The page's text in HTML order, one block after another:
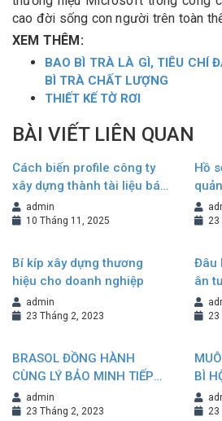
cao đời sống con người trên toàn
XEM THÊM:
BAO BÌ TRÀ LÀ GÌ, TIÊU CHÍ
BÌ TRÀ CHẤT LƯỢNG
THIẾT KẾ TỜ RƠI
BÀI VIẾT LIÊN QUAN
Cách biến profile công ty
xây dựng thành tài liệu bán
hàng hiệu quả
admin
10 Tháng 11, 2025
Hồ
23
Bí kíp xây dựng thương
hiệu cho doanh nghiệp
admin
23 Tháng 2, 2023
Đâu
ân
23
BRASOL ĐỒNG HÀNH
CÙNG LÝ BẢO MINH TIẾP
NỐI VÀ KHẲNG ĐỊNH
THƯƠNG HIỆU
admin
23 Tháng 2, 2023
BÌ
23